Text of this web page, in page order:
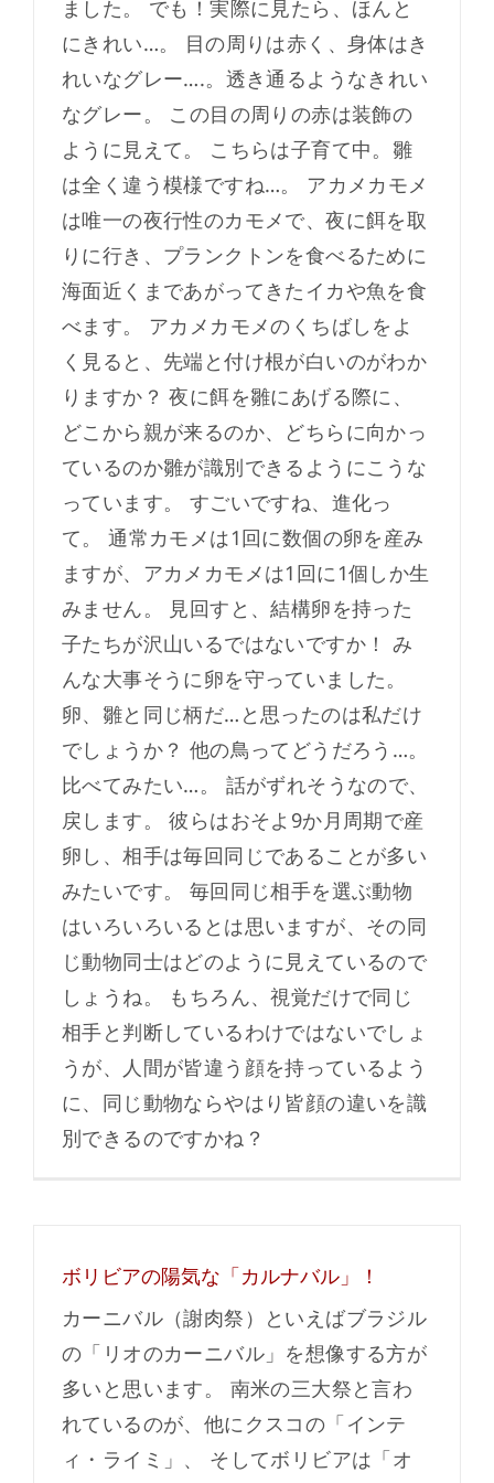
ました。 でも！実際に見たら、ほんと
にきれい…。 目の周りは赤く、身体はき
れいなグレー….。透き通るようなきれい
なグレー。 この目の周りの赤は装飾の
ように見えて。 こちらは子育て中。雛
は全く違う模様ですね…。 アカメカモメ
は唯一の夜行性のカモメで、夜に餌を取
りに行き、プランクトンを食べるために
海面近くまであがってきたイカや魚を食
べます。 アカメカモメのくちばしをよ
く見ると、先端と付け根が白いのがわか
りますか？ 夜に餌を雛にあげる際に、
どこから親が来るのか、どちらに向かっ
ているのか雛が識別できるようにこうな
っています。 すごいですね、進化っ
て。 通常カモメは1回に数個の卵を産み
ますが、アカメカモメは1回に1個しか生
みません。 見回すと、結構卵を持った
子たちが沢山いるではないですか！ み
んな大事そうに卵を守っていました。
卵、雛と同じ柄だ…と思ったのは私だけ
でしょうか？ 他の鳥ってどうだろう…。
比べてみたい…。 話がずれそうなので、
戻します。 彼らはおそよ9か月周期で産
卵し、相手は毎回同じであることが多い
みたいです。 毎回同じ相手を選ぶ動物
はいろいろいるとは思いますが、その同
じ動物同士はどのように見えているので
しょうね。 もちろん、視覚だけで同じ
相手と判断しているわけではないでしょ
うが、人間が皆違う顔を持っているよう
に、同じ動物ならやはり皆顔の違いを識
別できるのですかね？
ボリビアの陽気な「カルナバル」！
カーニバル（謝肉祭）といえばブラジル
の「リオのカーニバル」を想像する方が
多いと思います。 南米の三大祭と言わ
れているのが、他にクスコの「インテ
ィ・ライミ」、 そしてボリビアは「オ